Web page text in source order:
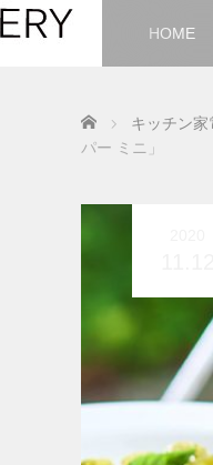
HOME
Home キッチン家
パー ミニ」